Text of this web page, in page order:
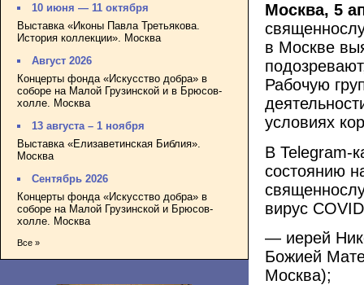
10 июня — 11 октября
Выставка «Иконы Павла Третьякова.
История коллекции». Москва
Август 2026
Концерты фонда «Искусство добра» в
соборе на Малой Грузинской и в Брюсов-
холле. Москва
13 августа – 1 ноября
Выставка «Елизаветинская Библия».
Москва
Сентябрь 2026
Концерты фонда «Искусство добра» в
соборе на Малой Грузинской и Брюсов-
холле. Москва
Все »
Москва, 5
в Москве
Рабочую
условиях
В Telegram-
состоянию
вирус
— иерей
Божией
Москва);